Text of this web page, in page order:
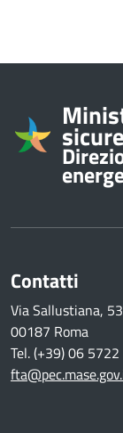
Contatti
Via Sallustiana, 53
00187 Roma
Tel. (+39) 06